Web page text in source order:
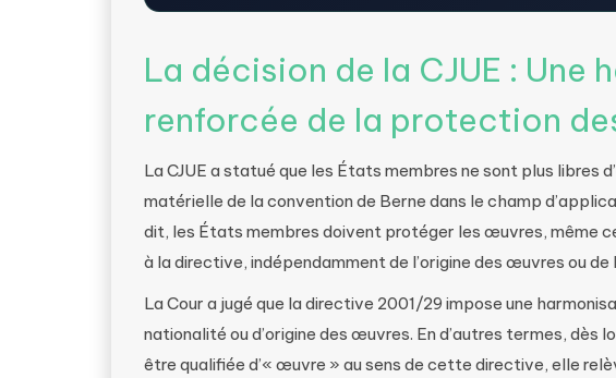
La décision de la CJUE : Une
renforcée de la protection
La CJUE a statué que les États membres ne sont plus libres
matérielle de la convention de Berne dans le champ
dit, les États membres doivent protéger les œuvres, même
à la directive, indépendamment de l’origine des œuvres ou
La Cour a jugé que la directive 2001/29 impose une
nationalité ou d’origine des œuvres. En d’autres termes, dès
être qualifiée d’« œuvre » au sens de cette directive, elle